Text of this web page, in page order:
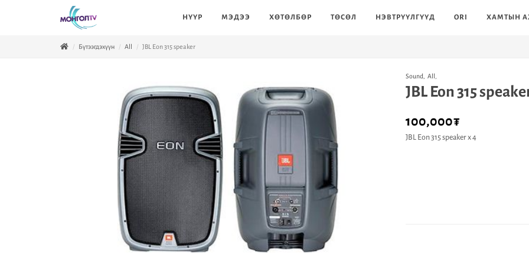
НҮҮР МЭДЭЭ ХӨТӨЛБӨР ТӨСӨЛ НЭВТРҮҮЛГҮҮД ORI ХАМТЫН
Бүтээгдэхүүн All JBL Eon 315 speaker
Sound All
JBL Eon 315
100,000₮
JBL Eon 315 speaker х 4